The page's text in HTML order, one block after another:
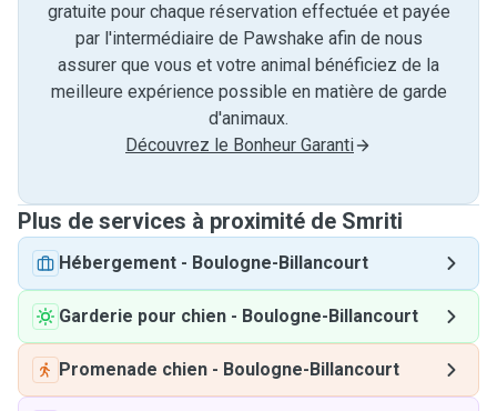
gratuite pour chaque réservation effectuée et payée
par l'intermédiaire de Pawshake afin de nous
assurer que vous et votre animal bénéficiez de la
meilleure expérience possible en matière de garde
d'animaux.
Découvrez le Bonheur Garanti
Plus de services à proximité de Smriti
Hébergement - Boulogne-Billancourt
Garderie pour chien - Boulogne-Billancourt
Promenade chien - Boulogne-Billancourt